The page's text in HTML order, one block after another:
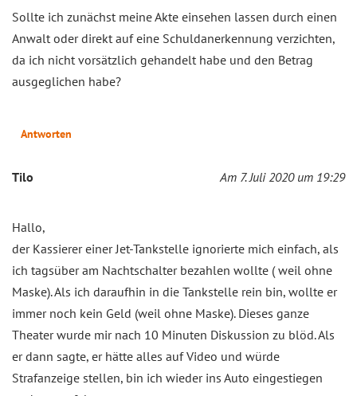
Sollte ich zunächst meine Akte einsehen lassen durch einen
Anwalt oder direkt auf eine Schuldanerkennung verzichten,
da ich nicht vorsätzlich gehandelt habe und den Betrag
ausgeglichen habe?
Antworten
Tilo Am 7. Juli 2020 um 19:29
Hallo,
der Kassierer einer Jet-Tankstelle ignorierte mich einfach, als
ich tagsüber am Nachtschalter bezahlen wollte ( weil ohne
Maske). Als ich daraufhin in die Tankstelle rein bin, wollte er
immer noch kein Geld (weil ohne Maske). Dieses ganze
Theater wurde mir nach 10 Minuten Diskussion zu blöd. Als
er dann sagte, er hätte alles auf Video und würde
Strafanzeige stellen, bin ich wieder ins Auto eingestiegen